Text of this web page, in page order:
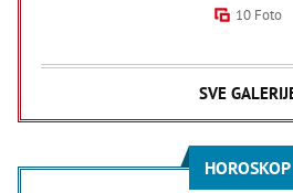
10 Foto
SVE
HOROSKOP